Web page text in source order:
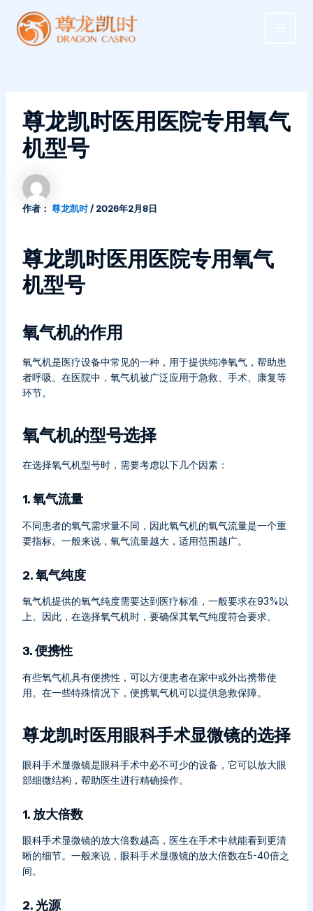
尊龙凯时医用医院专用氧气
机型号
作者： 尊龙凯时/ 2026年2月8日
尊龙凯时医用医院专用氧气
机型号
氧气机的作用
氧气机是医疗设备中常见的一种，用于提供纯净氧气，帮助患
者呼吸。在医院中，氧气机被广泛应用于急救、手术、康复等
环节。
氧气机的型号选择
在选择氧气机型号时，需要考虑以下几个因素：
1. 氧气流量
不同患者的氧气需求量不同，因此氧气机的氧气流量是一个重
要指标。一般来说，氧气流量越大，适用范围越广。
2. 氧气纯度
氧气机提供的氧气纯度需要达到医疗标准，一般要求在93%以
上。因此，在选择氧气机时，要确保其氧气纯度符合要求。
3. 便携性
有些氧气机具有便携性，可以方便患者在家中或外出携带使
用。在一些特殊情况下，便携氧气机可以提供急救保障。
尊龙凯时医用眼科手术显微镜的选择
眼科手术显微镜是眼科手术中必不可少的设备，它可以放大眼
部细微结构，帮助医生进行精确操作。
1. 放大倍数
眼科手术显微镜的放大倍数越高，医生在手术中就能看到更清
晰的细节。一般来说，眼科手术显微镜的放大倍数在5-40倍之
间。
2. 光源